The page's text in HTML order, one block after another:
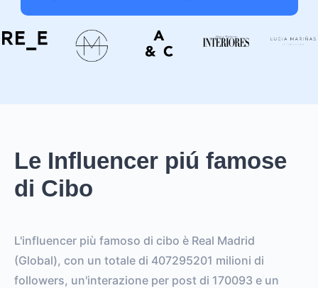
Le Influencer piú famose
di Cibo
L'influencer più famoso di cibo è Real Madrid
(Global), con un totale di 407295201 milioni di
followers, un'interazione per post di 170093 e un